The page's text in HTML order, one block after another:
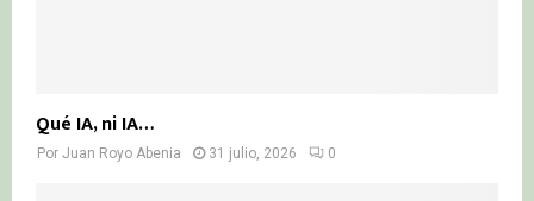
Qué IA, ni IA…
Por Juan Royo Abenia 31 julio, 2026 0